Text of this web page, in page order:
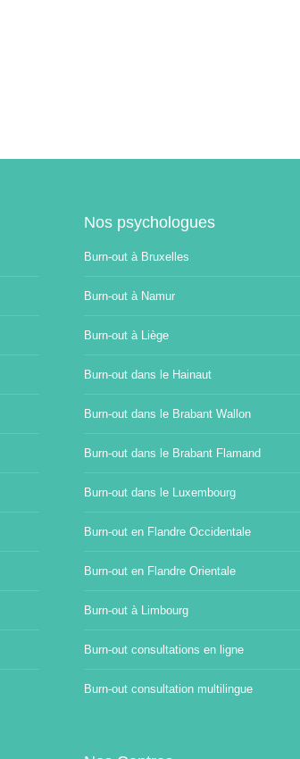
Nos psychologues
Burn-out à Bruxelles
Burn-out à Namur
Burn-out à Liège
Burn-out dans le Hainaut
Burn-out dans le Brabant Wallon
Burn-out dans le Brabant Flamand
Burn-out dans le Luxembourg
Burn-out en Flandre Occidentale
Burn-out en Flandre Orientale
Burn-out à Limbourg
Burn-out consultations en ligne
Burn-out consultation multilingue